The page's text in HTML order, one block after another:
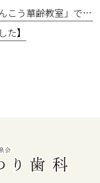
【熊野町介護予防事業「けんこう華齢教室」で講義を行いました】
た】